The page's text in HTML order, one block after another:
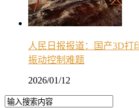
人民日报报道：国产3D打
振动控制难题
2026/01/12